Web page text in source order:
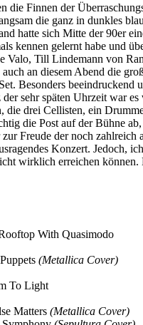
die Finnen der
die ganz in dunkles
hatte sich Mitte der 90er
kennen gelernt habe und
Valo, Till Lindemann von
an diesem Abend die
Besonders
der sehr späten Uhrzeit war
die drei Cellisten, ein
die Post auf der Bühne
Freude der noch
Konzert. Jedoch,
wirklich erreichen
With Quasimodo
(Metallica Cover)
To Light
Matters (Metallica Cover)